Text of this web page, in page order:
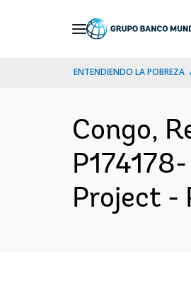
ENTENDIENDO LA POBREZA
Congo,
Project -